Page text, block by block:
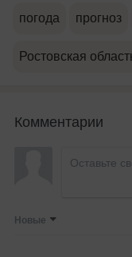
погода прогноз
Ростовская
Комментарии
Новые